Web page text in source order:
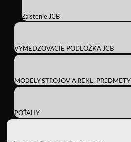
Zaistenie JCB
VYMEDZOVACIE PODLOŽKA JCB
MODELY STROJOV A REKL. PREDMETY
POŤAHY